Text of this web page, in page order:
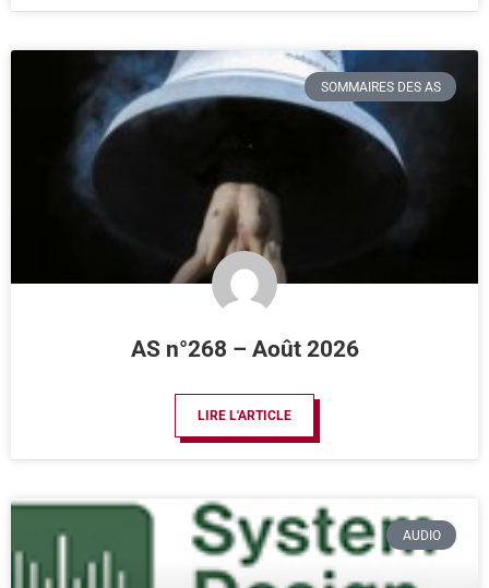
SOMMAIRES DES AS
AS n°268 – Août 2026
LIRE L'ARTICLE
AUDIO